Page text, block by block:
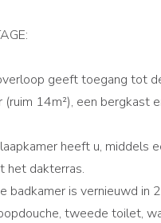
geeft toegang tot
(ruim 14m²), een bergkast
heeft u, middels
het dakterras.
badkamer is vernieuwd in
tweede toilet,